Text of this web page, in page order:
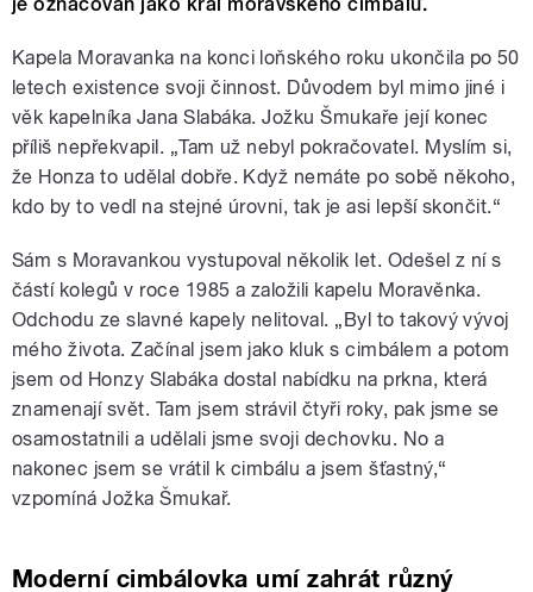
Kapela Moravanka na konci loňského roku ukončila po 50
letech existence svoji činnost. Důvodem byl mimo jiné i
věk kapelníka Jana Slabáka. Jožku Šmukaře její konec
příliš nepřekvapil. „Tam už nebyl pokračovatel. Myslím si,
že Honza to udělal dobře. Když nemáte po sobě někoho,
kdo by to vedl na stejné úrovni, tak je asi lepší skončit.“
Sám s Moravankou vystupoval několik let. Odešel z ní s
částí kolegů v roce 1985 a založili kapelu Moravěnka.
Odchodu ze slavné kapely nelitoval. „Byl to takový vývoj
mého života. Začínal jsem jako kluk s cimbálem a potom
jsem od Honzy Slabáka dostal nabídku na prkna, která
znamenají svět. Tam jsem strávil čtyři roky, pak jsme se
osamostatnili a udělali jsme svoji dechovku. No a
nakonec jsem se vrátil k cimbálu a jsem šťastný,“
vzpomíná Jožka Šmukař.
Moderní cimbálovka umí zahrát různý